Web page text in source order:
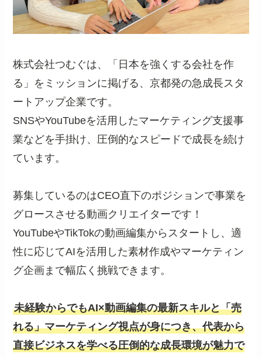
株式会社つむぐは、「日本を強くする会社を作
る」をミッションに掲げる、京都発の急成長スタ
ートアップ企業です。
SNSやYouTubeを活用したマーケティング支援事
業などを手掛け、圧倒的なスピードで成長を続け
ています。
募集しているのはCEO直下のポジションで事業を
グロースさせる動画クリエイターです！
YouTubeやTikTokの動画編集からスタートし、適
性に応じてAIを活用した素材作成やマーケティン
グ企画まで幅広く挑戦できます。
未経験からでもAI×動画編集の最新スキルと「売
れる」マーケティング視点が身につき、代表から
直接ビジネスを学べる圧倒的な成長環境が魅力で